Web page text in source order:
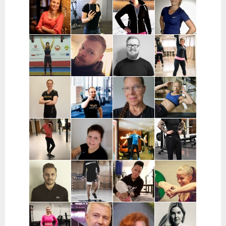
Kauranen |
Pohjois-
Pohjanmaa
Wennerstrand
| Helsinki,
Ranska
Pääkaupunkiseutu
Taijonlahti |
Helsinki
Kaisa
Poikajärvi |
Espoo
Essi Malíková
| Tampere
Mari Koponen |
Pääkaupunkiseutu
Lotta
Ahteneva |
Järvenpää ja
lähiseutu
Jutta Selin |
Pirkanmaa
Ville Suur-
Inkeroinen |
Varsinais-
Suomi
Antti
Kjellman |
Oulu
Jenni
Siponen |
Lohja
Noora Karme |
Espoo ja
Helsinki
Leppänen |
Pirkanmaa
Eeva Beckford
| Espoo ja
Leppävaara
Heidi Ilomäki
| Sastamala
Laura Raisio |
Kärkölä,
Hollola, Lahti,
Lammi
Teija Augustin
| Varsinais-
Suomi, Turku
Kari Timonen
| Lohja
Arttu Kurkela
| Pohjois-
Pohjanmaa
Joni Vuopio |
Pääkaupunkiseutu
Luukas Tukia |
Helsinki
Heli Toro |
Riihimäki,
Hyvinkää,
Tanja Juntunen |
Päijät-Häme ja
Pääkaupunkiseutu